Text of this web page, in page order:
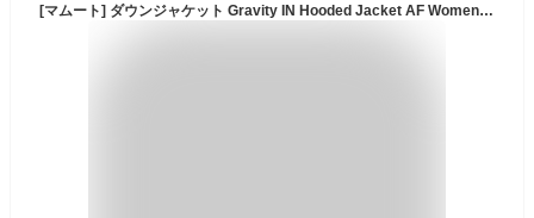
[マムート] ダウンジャケット Gravity IN Hooded Jacket AF Women レディース platinum